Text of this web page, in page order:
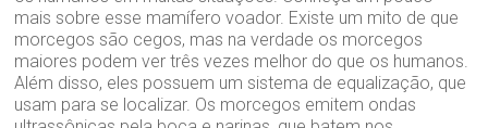
mais sobre esse mamífero voador. Existe um mito de que
morcegos são cegos, mas na verdade os morcegos
maiores podem ver três vezes melhor do que os humanos.
Além disso, eles possuem um sistema de equalização, que
usam para se localizar. Os morcegos emitem ondas